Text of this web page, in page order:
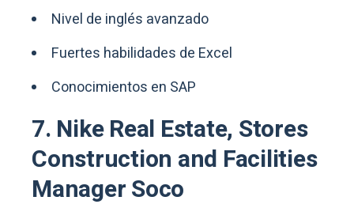
Nivel de inglés avanzado
Fuertes habilidades de Excel
Conocimientos en SAP
7. Nike Real Estate, Stores
Construction and Facilities
Manager Soco